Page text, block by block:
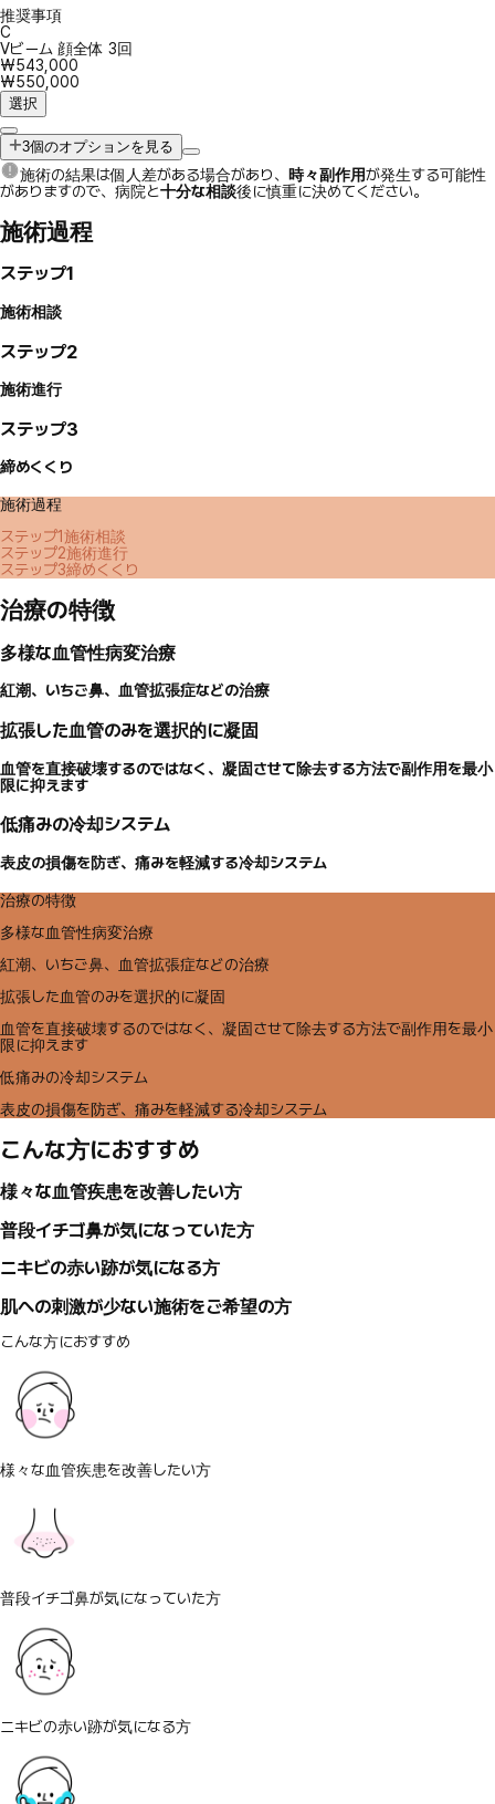
推奨事項
C
Vビーム 顔全体 3回
₩543,000
₩550,000
選択
3個のオプションを見る
施術の結果は個人差がある場合があり、 時々副作用が発生する可能性
がありますので、病院と十分な相談後に慎重に決めてください。
施術過程
ステップ1
施術相談
ステップ2
施術進行
ステップ3
締めくくり
施術過程
ステップ1施術相談
ステップ2施術進行
ステップ3締めくくり
治療の特徴
多様な血管性病変治療
紅潮、いちご鼻、血管拡張症などの治療
拡張した血管のみを選択的に凝固
血管を直接破壊するのではなく、凝固させて除去する方法で副作用を最小
限に抑えます
低痛みの冷却システム
表皮の損傷を防ぎ、痛みを軽減する冷却システム
治療の特徴
多様な血管性病変治療
紅潮、いちご鼻、血管拡張症などの治療
拡張した血管のみを選択的に凝固
血管を直接破壊するのではなく、凝固させて除去する方法で副作用を最小
限に抑えます
低痛みの冷却システム
表皮の損傷を防ぎ、痛みを軽減する冷却システム
こんな方におすすめ
様々な血管疾患を改善したい方
普段イチゴ鼻が気になっていた方
ニキビの赤い跡が気になる方
肌への刺激が少ない施術をご希望の方
こんな方におすすめ
様々な血管疾患を改善したい方
普段イチゴ鼻が気になっていた方
ニキビの赤い跡が気になる方